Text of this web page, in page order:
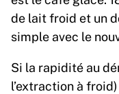
de lait froid et un
simple avec le
Si la rapidité au
l’extraction à